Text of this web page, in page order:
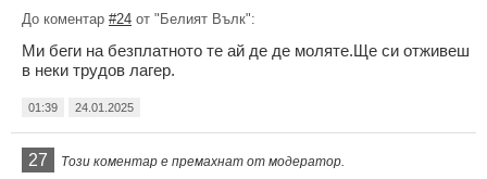
До коментар #24 от "Белият Вълк":
Ми беги на безплатното те ай де де моляте.Ще си отживеш
в неки трудов лагер.
01:39 24.01.2025
27 Този коментар е премахнат от модератор.